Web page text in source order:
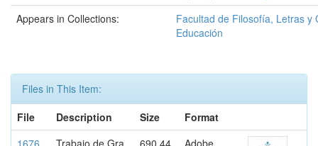
Appears in Collections:
Facultad de Filosofía, Letras y
Educación
Files in This Item:
File
Description Size
Format
1676
Trabajo de Gra
690,44
Adobe